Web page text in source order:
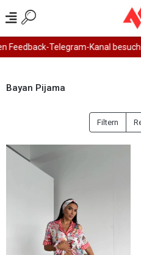
Feedback-Telegram-Kanal
Bayan Pijama
Filtern